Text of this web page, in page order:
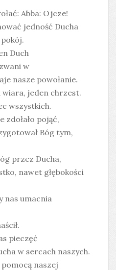
Abba: Ojcze!
jedność Ducha
Duch
w
nasze powołanie.
wiara, jeden chrzest.
wszystkich.
zdołało pojąć,
Bóg tym,
przez Ducha,
nawet głębokości
nas umacnia
pieczęć
w sercach naszych.
naszej